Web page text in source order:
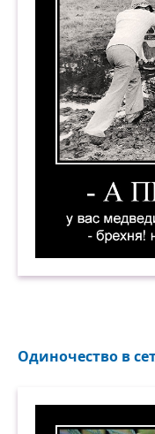
— А правда,
Одиночество в